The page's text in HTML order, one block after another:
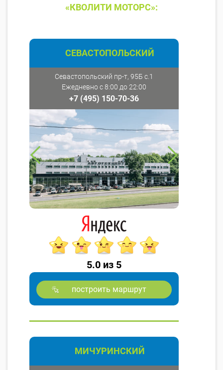
«КВОЛИТИ МОТОРС»:
СЕВАСТОПОЛЬСКИЙ
Севастопольский пр-т, 95Б с.1
Ежедневно с 8:00 до 22:00
+7 (495) 150-70-36
5.0 из 5
построить маршрут
МИЧУРИНСКИЙ